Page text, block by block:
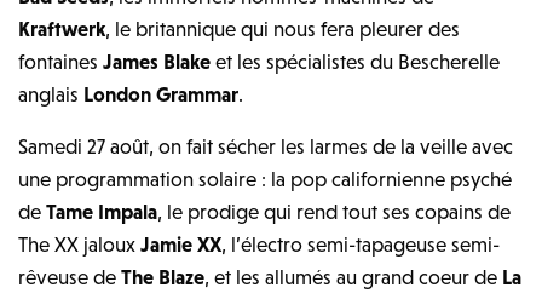
Kraftwerk, le britannique qui nous fera pleurer des
fontainesJames Blake et les spécialistes du Bescherelle
anglais London Grammar.
Samedi 27 août, on fait sécher les larmes de la veille avec
une programmation solaire : la pop californienne psyché
deTame Impala, le prodige qui rend tout ses copains de
The XX jalouxJamie XX, l’électro semi-tapageuse semi-
rêveuse de The Blaze, et les allumés au grand coeur de La